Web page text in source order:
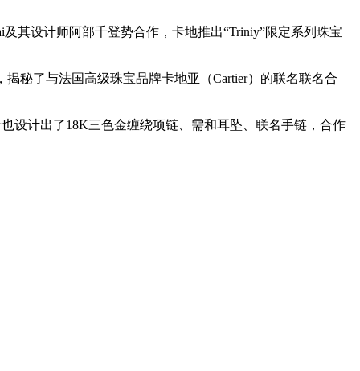
及其设计师阿部千登势合作，卡地推出“Triniy”限定系列珠宝
秘了与法国高级珠宝品牌卡地亚（Cartier）的联名联名合
计出了18K三色金缠绕项链、需和耳坠、联名手链，合作